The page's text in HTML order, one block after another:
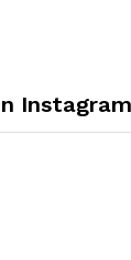
Instagram